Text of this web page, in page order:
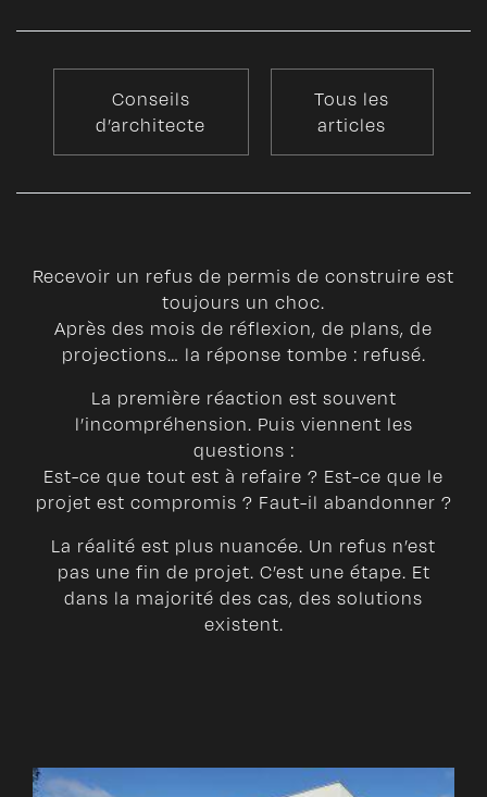
Conseils
d’architecte
Tous les
articles
Recevoir un refus de permis de construire est
toujours un choc.
Après des mois de réflexion, de plans, de
projections… la réponse tombe : refusé.
La première réaction est souvent
l’incompréhension. Puis viennent les
questions :
Est-ce que tout est à refaire ? Est-ce que le
projet est compromis ? Faut-il abandonner ?
La réalité est plus nuancée. Un refus n’est
pas une fin de projet. C’est une étape. Et
dans la majorité des cas, des solutions
existent.